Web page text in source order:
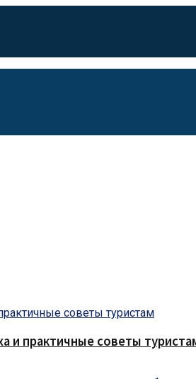
и практичные советы